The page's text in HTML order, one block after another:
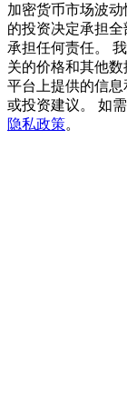
BTC 專享獎
充值並交易
充值
加密货币市场波
的投资决定承担
承担任何责任。
关的价格和其他
平台上提供的信
或投资建议。 如
隐私政策。